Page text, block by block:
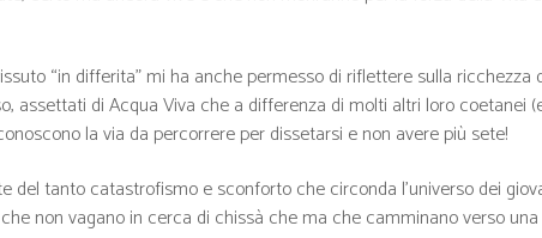
“in differita” mi ha anche permesso di riflettere sulla ricchezza
assettati di Acqua Viva che a differenza di molti altri loro coetanei
la via da percorrere per dissetarsi e non avere più sete!
del tanto catastrofismo e sconforto che circonda l’universo dei
non vagano in cerca di chissà che ma che camminano verso